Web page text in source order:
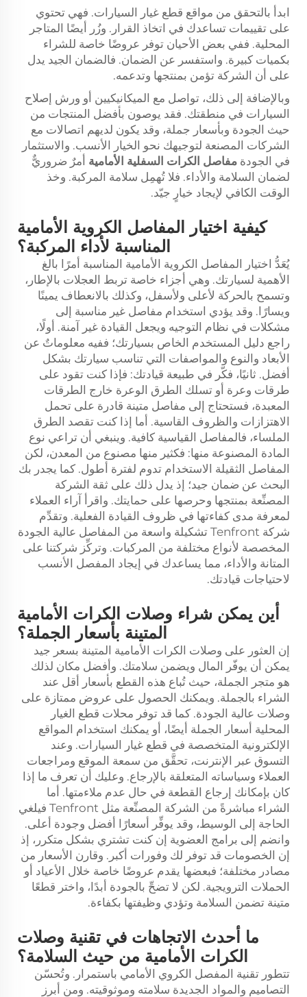
ابدأ بالتحقق من مواقع قطع غيار السيارات. فهي تحتوي
على تقييمات تساعدك في اتخاذ القرار. وزُر أيضًا المتاجر
المحلية. ففي بعض الأحيان توفر عروضًا خاصة للشراء
بكميات كبيرة. واستفسر عن الضمان. فالضمان الجيد يدل
على أن الشركة تؤمن بمنتجها وتدعمه.
وبالإضافة إلى ذلك، تواصل مع الميكانيكيين أو ورش إصلاح
السيارات في منطقتك. فقد يوصون بأفضل المنتجات من
حيث الجودة وبأسعار جملة، وقد يكون لديهم اتصالات مع
الشركات المصنعة لتوجيهك نحو الخيار الأنسب. والاستثمار
في الجودة مفاصل الكرات السفلية الأمامية أمرٌ ضروريٌّ
لضمان السلامة والأداء. فلا تُهمِل سلامة المركبة. وخذ
الوقت الكافي لإيجاد خيارٍ جيّد.
كيفية اختيار المفاصل الكروية الأمامية
المناسبة لأداء المركبة؟
يُعَدُّ اختيار المفاصل الكروية الأمامية المناسبة أمرًا بالغ
الأهمية لسيارتك. وهي أجزاء خاصة تربط العجلات بالإطار،
وتسمح بالحركة لأعلى ولأسفل، وكذلك بالانعطاف يمينًا
ويسارًا. وقد يؤدي استخدام مفاصل غير مناسبة إلى
مشكلات في نظام التوجيه ويجعل القيادة غير آمنة. أولًا،
راجع دليل المستخدم الخاص بسيارتك؛ ففيه معلوماتٌ عن
الأبعاد والنوع والمواصفات التي تناسب سيارتك بشكل
أفضل. ثانيًا، فكّر في طبيعة قيادتك: فإذا كنت تقود على
طرقات وعرة أو تسلك الطرق الوعرة خارج الطرقات
المعبدة، فستحتاج إلى مفاصل متينة قادرة على تحمل
الاهتزازات والظروف القاسية. أما إذا كنت تقصد الطرق
الملساء، فالمفاصل القياسية كافية. وينبغي أن تراعي نوع
المادة المصنوعة منها: فكثير منها مصنوع من المعدن، لكن
المفاصل الثقيلة الاستخدام تدوم لفترة أطول. كما يجدر بك
البحث عن ضمان جيد؛ إذ يدل ذلك على ثقة الشركة
المصنِّعة بمنتجها وحرصها على حمايتك. واقرأ آراء العملاء
لمعرفة مدى كفاءتها في ظروف القيادة الفعلية. وتقدِّم
شركة Tenfront تشكيلة واسعة من المفاصل عالية الجودة
المخصصة لأنواع مختلفة من المركبات. وتركِّز شركتنا على
المتانة والأداء، مما يساعدك في إيجاد المفصل الأنسب
لاحتياجات قيادتك.
أين يمكن شراء وصلات الكرات الأمامية
المتينة بأسعار الجملة؟
إن العثور على وصلات الكرات الأمامية المتينة بسعر جيد
يمكن أن يوفّر المال ويضمن سلامتك. وأفضل مكان لذلك
هو متجر الجملة، حيث تُباع هذه القطع بأسعار أقل عند
الشراء بالجملة. ويمكنك الحصول على عروض ممتازة على
وصلات عالية الجودة. كما قد توفر محلات قطع الغيار
المحلية أسعار الجملة أيضًا، أو يمكنك استخدام المواقع
الإلكترونية المتخصصة في قطع غيار السيارات. وعند
التسوق عبر الإنترنت، تحقَّق من سمعة الموقع ومراجعات
العملاء وسياساته المتعلقة بالإرجاع. وعليك أن تعرف ما إذا
كان بإمكانك إرجاع القطعة في حال عدم ملاءمتها. أما
الشراء مباشرةً من الشركة المصنِّعة مثل Tenfront فيلغي
الحاجة إلى الوسيط، وقد يوفِّر أسعارًا أفضل وجودة أعلى.
وانضم إلى برامج العضوية إن كنت تشتري بشكل متكرر، إذ
إن الخصومات قد توفر لك وفورات أكبر. وقارن الأسعار من
مصادر مختلفة؛ فبعضها يقدم عروضًا خاصة خلال الأعياد أو
الحملات الترويجية. لكن لا تضحِّ بالجودة أبدًا، واختر قطعًا
متينة تضمن السلامة وتؤدي وظيفتها بكفاءة.
ما أحدث الاتجاهات في تقنية وصلات
الكرات الأمامية من حيث السلامة؟
تتطور تقنية المفصل الكروي الأمامي باستمرار. وتُحسّن
التصاميم والمواد الجديدة سلامته وموثوقيته. ومن أبرز